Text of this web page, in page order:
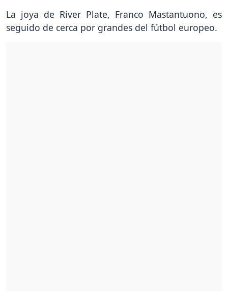
La joya de River Plate, Franco Mastantuono, es
seguido de cerca por grandes del fútbol europeo.